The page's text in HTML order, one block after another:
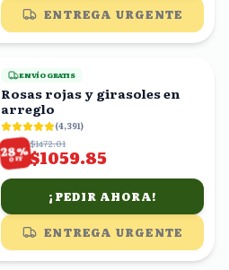
ENTREGA URGENTE
ENVÍO GRATIS
Rosas rojas y girasoles en
arreglo
(4,391)
28%
OFF
$1472.01
$1059.85
¡PEDIR AHORA!
ENTREGA URGENTE